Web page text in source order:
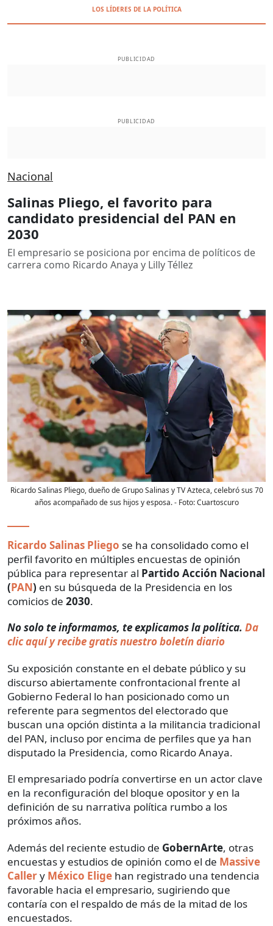
LOS LÍDERES DE LA POLÍTICA
PUBLICIDAD
PUBLICIDAD
Nacional
Salinas Pliego, el favorito para
candidato presidencial del PAN en
2030
El empresario se posiciona por encima de políticos de
carrera como Ricardo Anaya y Lilly Téllez
Ricardo Salinas Pliego, dueño de Grupo Salinas y TV Azteca, celebró sus 70
años acompañado de sus hijos y esposa.- Foto:Cuartoscuro
Ricardo Salinas Pliego se ha consolidado como el
perfil favorito en múltiples encuestas de opinión
pública para representar al Partido Acción Nacional
(PAN) en su búsqueda de la Presidencia en los
comicios de 2030.
No solo te informamos, te explicamos la política. Da
clic aquí y recibe gratis nuestro boletín diario
Su exposición constante en el debate público y su
discurso abiertamente confrontacional frente al
Gobierno Federal lo han posicionado como un
referente para segmentos del electorado que
buscan una opción distinta a la militancia tradicional
del PAN, incluso por encima de perfiles que ya han
disputado la Presidencia, como Ricardo Anaya.
El empresariado podría convertirse en un actor clave
en la reconfiguración del bloque opositor y en la
definición de su narrativa política rumbo a los
próximos años.
Además del reciente estudio de GobernArte, otras
encuestas y estudios de opinión como el de Massive
Callery México Elige han registrado una tendencia
favorable hacia el empresario, sugiriendo que
contaría con el respaldo de más de la mitad de los
encuestados.